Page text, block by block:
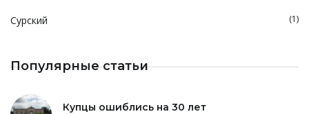
Сурский (1)
Популярные статьи
Купцы ошиблись на 30 лет